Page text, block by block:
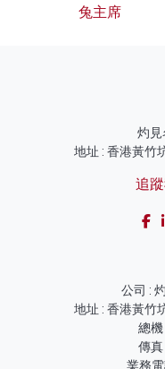
兔主席
灼見
地址 : 香港黃竹
追
公司 :
地址 : 香港黃竹
總機
傳
業務